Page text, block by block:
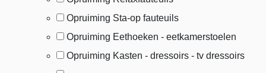
Opruiming Sta-op fauteuils
Opruiming Eethoeken - eetkamerstoelen
Opruiming Kasten - dressoirs - tv dressoirs